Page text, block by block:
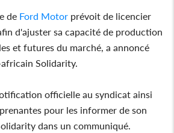
de Ford Motor prévoit de licencier
d'ajuster sa capacité de production
et futures du marché, a annoncé
Solidarity.
officielle au syndicat ainsi
pour les informer de son
dans un communiqué.